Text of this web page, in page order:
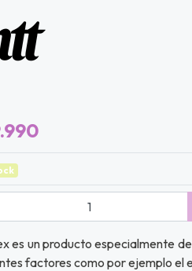
es un producto especialmente
factores como por ejemplo el